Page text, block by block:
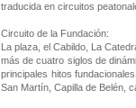
traducida en circuitos
Circuito de la Fundación:
La plaza, el Cabildo, La
más de cuatro siglos de
principales hitos
San Martín, Capilla de Belén,